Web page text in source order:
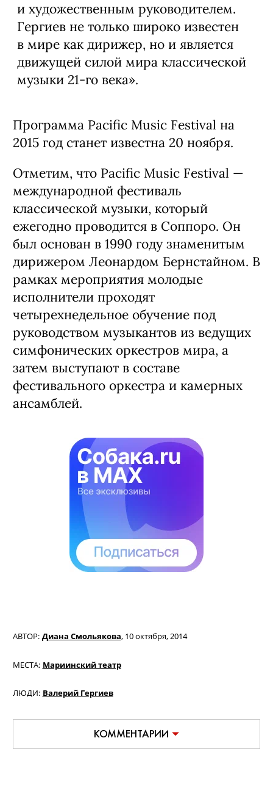
и художественным руководителем.
Гергиев не только широко известен
в мире как дирижер, но и является
движущей силой мира классической
музыки 21-го века».
Программа Pacific Music Festival на
2015 год станет известна 20 ноября.
Отметим, что Pacific Music Festival —
международной фестиваль
классической музыки, который
ежегодно проводится в Соппоро. Он
был основан в 1990 году знаменитым
дирижером Леонардом Бернстайном. В
рамках мероприятия молодые
исполнители проходят
четырехнедельное обучение под
руководством музыкантов из ведущих
симфонических оркестров мира, а
затем выступают в составе
фестивального оркестра и камерных
ансамблей.
АВТОР: Диана Смольякова, 10 октября, 2014
МЕСТА: Мариинский театр
ЛЮДИ: Валерий Гергиев
КОММЕНТАРИИ